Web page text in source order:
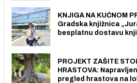
KNJIGA NA KUĆNOM
Gradska knjižnica
besplatnu dostavu
PROJEKT ZAŠITE
HRASTOVA:
pregled hrastova na